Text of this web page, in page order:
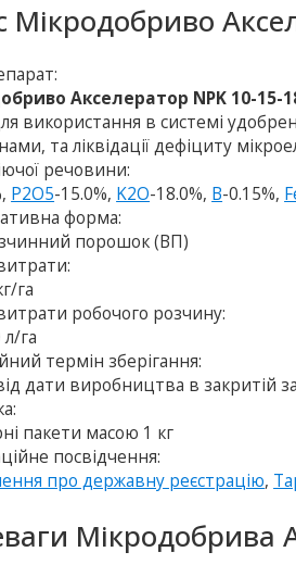
Мікродобриво
Акселератор NPK 10-15-
використання в системі
та ліквідації дефіциту
речовини:
P2O5-15.0%, K2O-18.0%, B-0.15%,
форма:
порошок (ВП)
га
робочого розчину:
га
термін зберігання:
дати виробництва в закритій
пакети масою 1 кг
посвідчення:
про державну реєстрацію,
Мікродобрива